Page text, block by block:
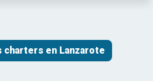
en Lanzarote